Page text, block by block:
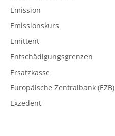
Emission
Emissionskurs
Emittent
Entschädigungsgrenzen
Ersatzkasse
Europäische Zentralbank (EZB)
Exzedent